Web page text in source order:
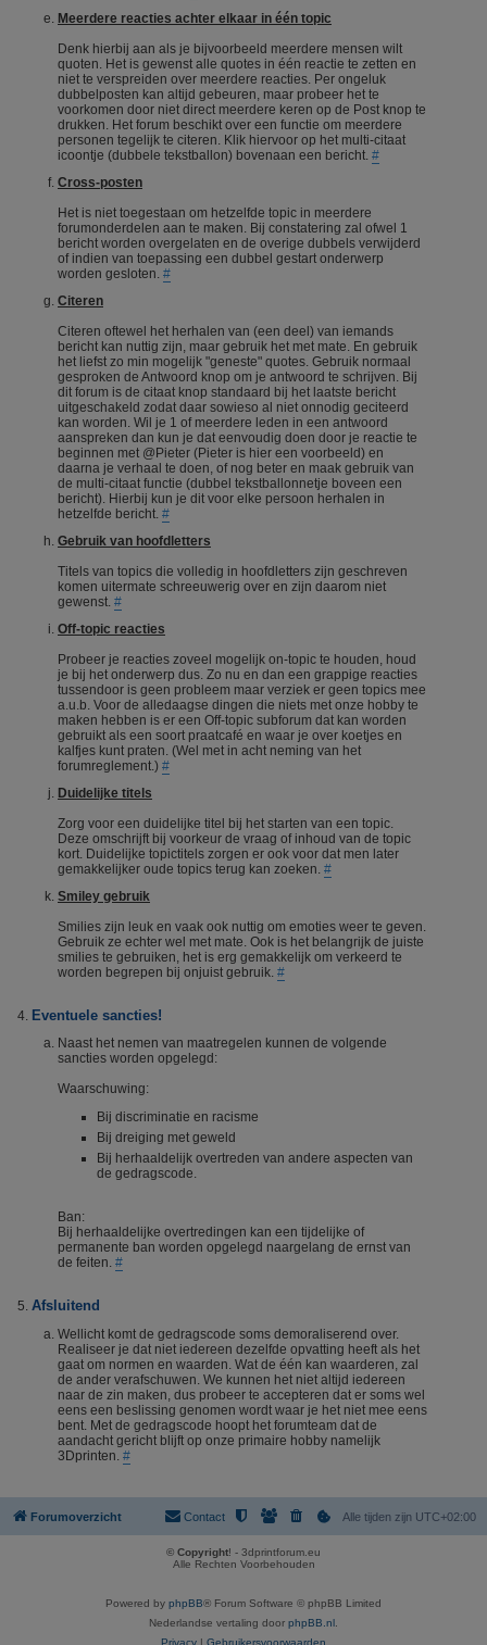
Meerdere reacties achter elkaar in één topic
Denk hierbij aan als je bijvoorbeeld meerdere mensen wilt
quoten. Het is gewenst alle quotes in één reactie te zetten en
niet te verspreiden over meerdere reacties. Per ongeluk
dubbelposten kan altijd gebeuren, maar probeer het te
voorkomen door niet direct meerdere keren op de Post knop te
drukken. Het forum beschikt over een functie om meerdere
personen tegelijk te citeren. Klik hiervoor op het multi-citaat
icoontje (dubbele tekstballon) bovenaan een bericht. #
Cross-posten
Het is niet toegestaan om hetzelfde topic in meerdere
forumonderdelen aan te maken. Bij constatering zal ofwel 1
bericht worden overgelaten en de overige dubbels verwijderd
of indien van toepassing een dubbel gestart onderwerp
worden gesloten. #
Citeren
Citeren oftewel het herhalen van (een deel) van iemands
bericht kan nuttig zijn, maar gebruik het met mate. En gebruik
het liefst zo min mogelijk "geneste" quotes. Gebruik normaal
gesproken de Antwoord knop om je antwoord te schrijven. Bij
dit forum is de citaat knop standaard bij het laatste bericht
uitgeschakeld zodat daar sowieso al niet onnodig geciteerd
kan worden. Wil je 1 of meerdere leden in een antwoord
aanspreken dan kun je dat eenvoudig doen door je reactie te
beginnen met @Pieter (Pieter is hier een voorbeeld) en
daarna je verhaal te doen, of nog beter en maak gebruik van
de multi-citaat functie (dubbel tekstballonnetje boveen een
bericht). Hierbij kun je dit voor elke persoon herhalen in
hetzelfde bericht. #
Gebruik van hoofdletters
Titels van topics die volledig in hoofdletters zijn geschreven
komen uitermate schreeuwerig over en zijn daarom niet
gewenst. #
Off-topic reacties
Probeer je reacties zoveel mogelijk on-topic te houden, houd
je bij het onderwerp dus. Zo nu en dan een grappige reacties
tussendoor is geen probleem maar verziek er geen topics mee
a.u.b. Voor de alledaagse dingen die niets met onze hobby te
maken hebben is er een Off-topic subforum dat kan worden
gebruikt als een soort praatcafé en waar je over koetjes en
kalfjes kunt praten. (Wel met in acht neming van het
forumreglement.) #
Duidelijke titels
Zorg voor een duidelijke titel bij het starten van een topic.
Deze omschrijft bij voorkeur de vraag of inhoud van de topic
kort. Duidelijke topictitels zorgen er ook voor dat men later
gemakkelijker oude topics terug kan zoeken. #
Smiley gebruik
Smilies zijn leuk en vaak ook nuttig om emoties weer te geven.
Gebruik ze echter wel met mate. Ook is het belangrijk de juiste
smilies te gebruiken, het is erg gemakkelijk om verkeerd te
worden begrepen bij onjuist gebruik. #
Eventuele sancties!
Naast het nemen van maatregelen kunnen de volgende
sancties worden opgelegd:
Waarschuwing:
Bij discriminatie en racisme
Bij dreiging met geweld
Bij herhaaldelijk overtreden van andere aspecten van
de gedragscode.
Ban:
Bij herhaaldelijke overtredingen kan een tijdelijke of
permanente ban worden opgelegd naargelang de ernst van
de feiten. #
Afsluitend
Wellicht komt de gedragscode soms demoraliserend over.
Realiseer je dat niet iedereen dezelfde opvatting heeft als het
gaat om normen en waarden. Wat de één kan waarderen, zal
de ander verafschuwen. We kunnen het niet altijd iedereen
naar de zin maken, dus probeer te accepteren dat er soms wel
eens een beslissing genomen wordt waar je het niet mee eens
bent. Met de gedragscode hoopt het forumteam dat de
aandacht gericht blijft op onze primaire hobby namelijk
3Dprinten. #
Forumoverzicht Alle tijden zijn UTC+02:00
Contact
© Copyright! - 3dprintforum.eu
Alle Rechten Voorbehouden
Powered by phpBB® Forum Software © phpBB Limited
Nederlandse vertaling door phpBB.nl
Privacy | Gebruikersvoorwaarden